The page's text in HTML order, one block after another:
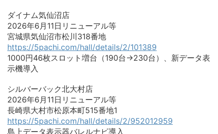
ダイナム気仙沼店
2026年6月11日リニューアル等
宮城県気仙沼市松川318番地
https://5pachi.com/hall/details/2/101389
1000円46枚スロット増台（190台→230台）、新データ表
示機導入
シルバーバック北大村店
2026年6月11日リニューアル等
長崎県大村市松原本町515番地1
https://5pachi.com/hall/details/2/952012959
島上データ表示器バレルナビ導入